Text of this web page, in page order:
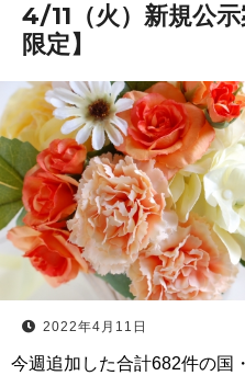
4/11（火）新規公
限定】
2022年4月11日
今週追加した合計682件の国